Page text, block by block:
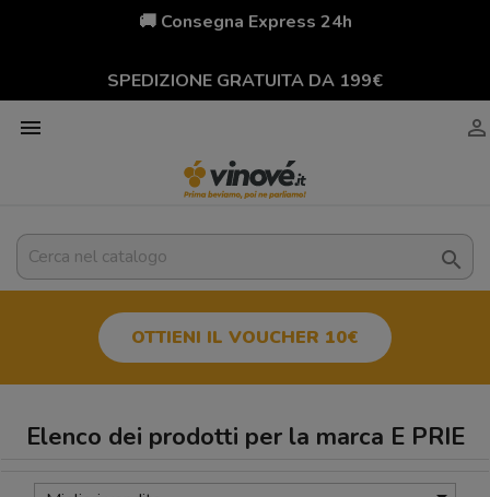
🚚 Consegna Express 24h
SPEDIZIONE GRATUITA DA 199€
 

OTTIENI IL VOUCHER 10€
Elenco dei prodotti per la marca E PRIE